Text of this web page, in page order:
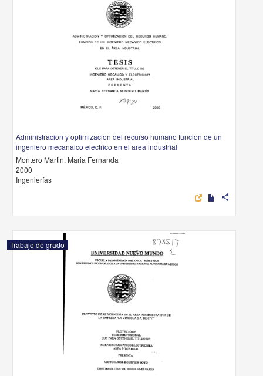
Administracion y optimizacion del recurso humano funcion de un
ingeniero mecanaico electrico en el area industrial
Montero Martin, Maria Fernanda
2000
Ingenierías
share
Trabajo de grado